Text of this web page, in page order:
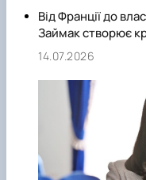
Від Франції до
Займак створює
14.07.2026